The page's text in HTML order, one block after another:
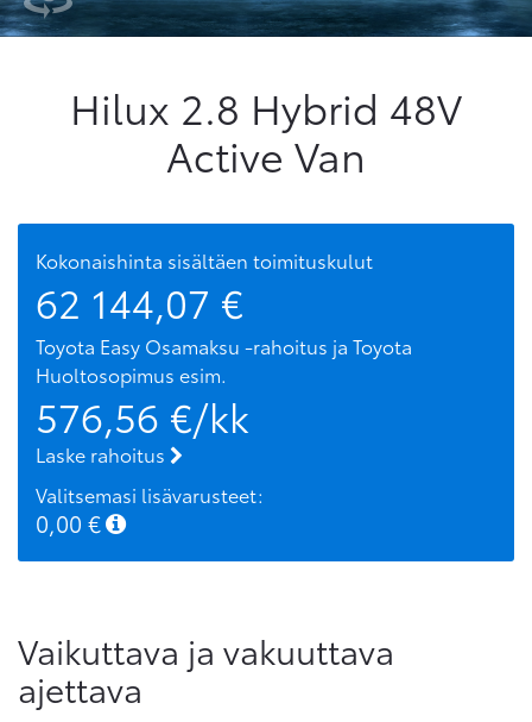
Hilux 2.8 Hybrid 48V
Active Van
Kokonaishinta sisältäen toimituskulut
62 144,07 €
Toyota Easy Osamaksu -rahoitus ja Toyota
Huoltosopimus esim.
576,56 €/kk
Laske rahoitus
Valitsemasi lisävarusteet:
0,00 €
Vaikuttava ja vakuuttava
ajettava